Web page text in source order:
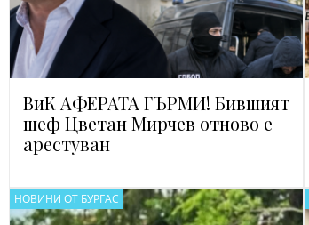
ВиК АФЕРАТА ГЪРМИ! Бившият
шеф Цветан Мирчев отново е
арестуван
НОВИНИ ОТ БУРГАС